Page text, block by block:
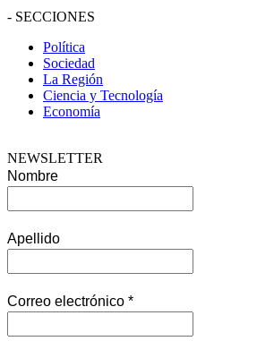
- SECCIONES
Política
Sociedad
La Región
Ciencia y Tecnología
Economía
NEWSLETTER
Nombre
Apellido
Correo electrónico *